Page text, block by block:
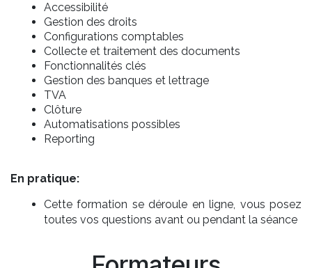
Accessibilité
Gestion des droits
Configurations comptables
Collecte et traitement des documents
Fonctionnalités clés
Gestion des banques et lettrage
TVA
Clôture
Automatisations possibles
Reporting
En pratique:
Cette formation se déroule en ligne, vous posez
toutes vos questions avant ou pendant la séance